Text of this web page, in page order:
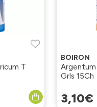
T
BOIRON
Grls 15Ch
3,10€